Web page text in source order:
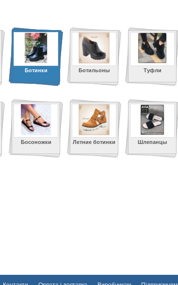
Ботинки Ботильоны Туфли
Босоножки Летние ботинки Шлепанцы